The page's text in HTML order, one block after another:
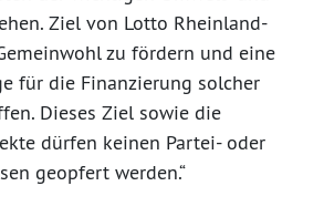
Ziel von Lotto Rheinland-
zu fördern und eine
für die Finanzierung solcher
Dieses Ziel sowie die
dürfen keinen Partei- oder
geopfert werden.“